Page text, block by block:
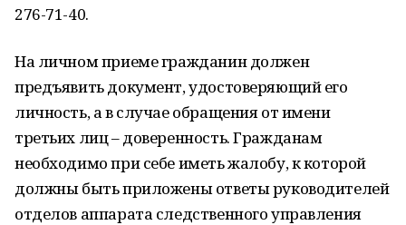
276-71-40.
На личном приеме гражданин должен
предъявить документ, удостоверяющий его
личность, а в случае обращения от имени
третьих лиц – доверенность. Гражданам
необходимо при себе иметь жалобу, к которой
должны быть приложены ответы руководителей
отделов аппарата следственного управления